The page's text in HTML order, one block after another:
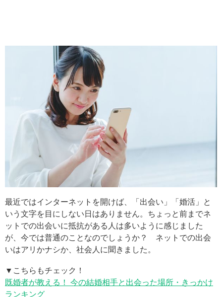
最近ではインターネットを開けば、「出会い」「婚活」と
いう文字を目にしない日はありません。ちょっと前までネ
ットでの出会いに抵抗がある人は多いように感じました
が、今では普通のことなのでしょうか？ ネットでの出会
いはアリかナシか、社会人に聞きました。
▼こちらもチェック！
既婚者が教える！ 今の結婚相手と出会った場所・きっかけ
ランキング